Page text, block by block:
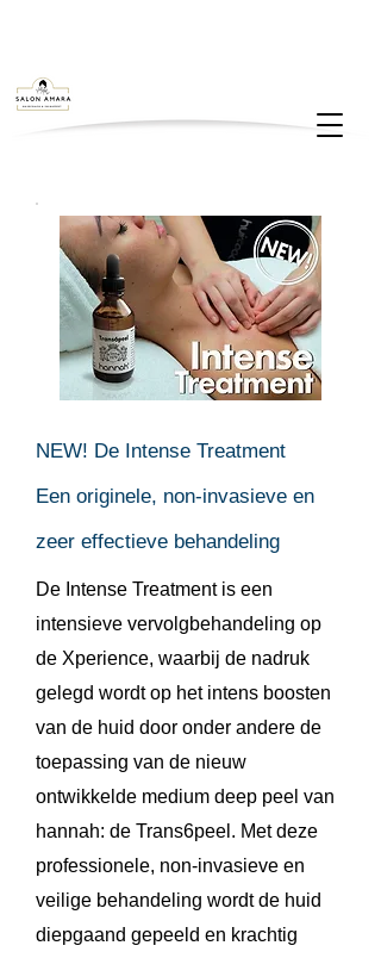
NEW! De Intense Treatment
Een originele, non-invasieve en
zeer effectieve behandeling
De Intense Treatment is een
intensieve vervolgbehandeling op
de Xperience, waarbij de nadruk
gelegd wordt op het intens boosten
van de huid door onder andere de
toepassing van de nieuw
ontwikkelde medium deep peel van
hannah: de Trans6peel. Met deze
professionele, non-invasieve en
veilige behandeling wordt de huid
diepgaand gepeeld en krachtig